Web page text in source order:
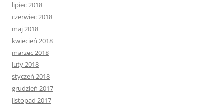
lipiec 2018
czerwiec 2018
maj 2018
kwiecień 2018
marzec 2018
luty 2018
styczeń 2018
grudzień 2017
listopad 2017